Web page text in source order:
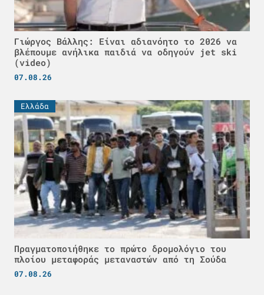
Γιώργος Βάλλης: Είναι αδιανόητο το 2026 να
βλέπουμε ανήλικα παιδιά να οδηγούν jet ski
(video)
07.08.26
Ελλάδα
Πραγματοποιήθηκε το πρώτο δρομολόγιο του
πλοίου μεταφοράς μεταναστών από τη Σούδα
07.08.26